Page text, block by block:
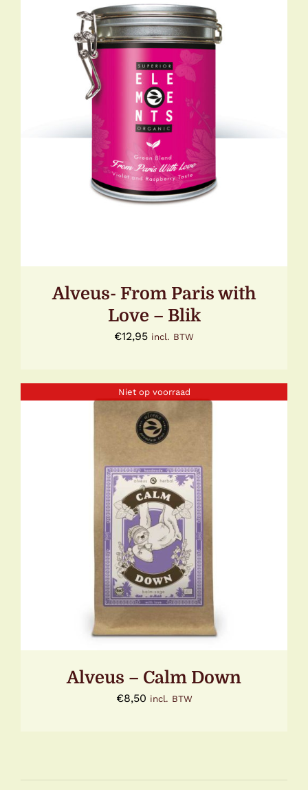
TOEVOEGEN AAN WINKELWAGEN
DETAILS
Alveus- From Paris with
Love – Blik
€12,95 incl. BTW
Niet op voorraad
DETAILS
Alveus – Calm Down
€8,50 incl. BTW